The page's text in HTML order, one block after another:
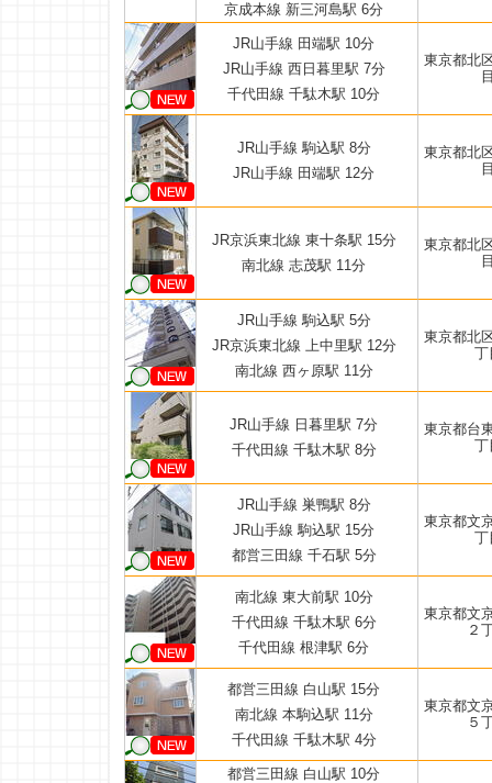
京成本線 新三河島駅 6分
JR山手線 田端駅 10分
JR山手線 西日暮里駅 7分
千代田線 千駄木駅 10分
東京都北
JR山手線 駒込駅 8分
JR山手線 田端駅 12分
東京都北
JR京浜東北線 東十条駅 15分
南北線 志茂駅 11分
東京都北
JR山手線 駒込駅 5分
JR京浜東北線 上中里駅 12分
南北線 西ヶ原駅 11分
東京都北
丁
JR山手線 日暮里駅 7分
千代田線 千駄木駅 8分
東京都台
丁
JR山手線 巣鴨駅 8分
JR山手線 駒込駅 15分
都営三田線 千石駅 5分
東京都文
丁
南北線 東大前駅 10分
千代田線 千駄木駅 6分
千代田線 根津駅 6分
東京都文
２
都営三田線 白山駅 15分
南北線 本駒込駅 11分
千代田線 千駄木駅 4分
東京都文
５
都営三田線 白山駅 10分